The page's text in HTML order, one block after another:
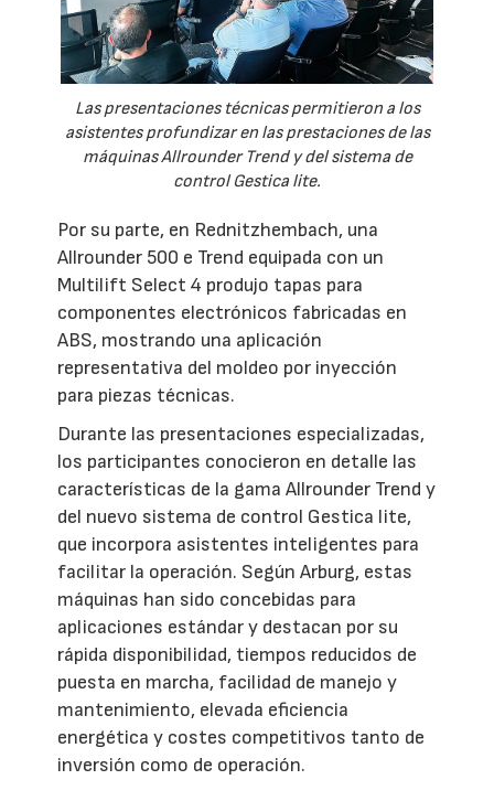
Las presentaciones técnicas permitieron a los
asistentes profundizar en las prestaciones de las
máquinas Allrounder Trend y del sistema de
control Gestica lite.
Por su parte, en Rednitzhembach, una
Allrounder 500 e Trend equipada con un
Multilift Select 4 produjo tapas para
componentes electrónicos fabricadas en
ABS, mostrando una aplicación
representativa del moldeo por inyección
para piezas técnicas.
Durante las presentaciones especializadas,
los participantes conocieron en detalle las
características de la gama Allrounder Trend y
del nuevo sistema de control Gestica lite,
que incorpora asistentes inteligentes para
facilitar la operación. Según Arburg, estas
máquinas han sido concebidas para
aplicaciones estándar y destacan por su
rápida disponibilidad, tiempos reducidos de
puesta en marcha, facilidad de manejo y
mantenimiento, elevada eficiencia
energética y costes competitivos tanto de
inversión como de operación.